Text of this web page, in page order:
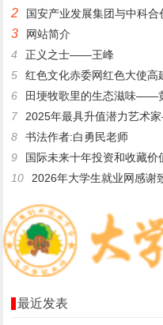
2 国安产业发展集团与中科
3
网站简介
4
正义之士——王峰
5
红色文化赤委网红色大使高建
6
田埂牧歌里的生态滋味——
7
2025年最具升值潜力艺术
8
书法作者:白勇民老师
9
国际未来十年投资和收藏
10
2026年大学生就业网感谢
最近发表